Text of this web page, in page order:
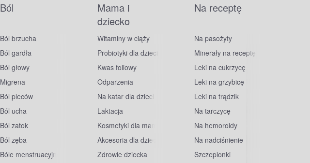
Ból
Ból brzucha
Ból gardła
Ból głowy
Migrena
Ból pleców
Ból ucha
Ból zatok
Ból zęba
Bóle menstruacyjne
Mama i
dziecko
Witaminy w ciąży
Probiotyki dla dzieci
Kwas foliowy
Odparzenia
Na katar dla dzieci
Laktacja
Kosmetyki dla mam
Akcesoria dla dzieci
Zdrowie dziecka
Na receptę
Na pasożyty
Minerały na receptę
Leki na cukrzycę
Leki na grzybicę
Leki na trądzik
Na tarczycę
Na hemoroidy
Na nadciśnienie
Szczepionki